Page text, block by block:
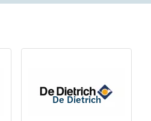
De Dietrich